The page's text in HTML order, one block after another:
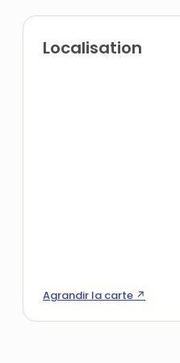
Localisation
Agrandir la carte ↗